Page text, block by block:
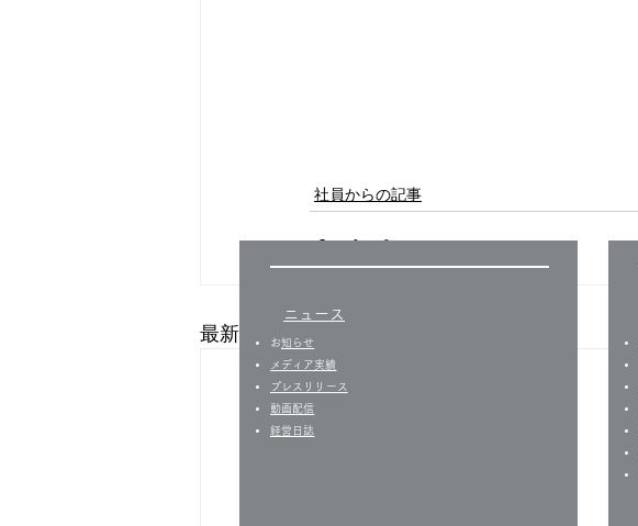
社員からの記事
最新記事
ニュース
​お知らせ
​​メディア実績
プレスリリース
​動画配信
経営日誌​